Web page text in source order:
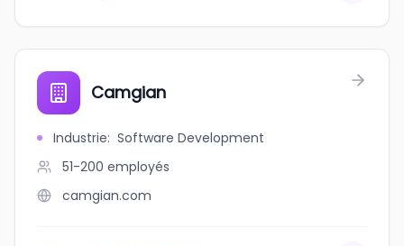
Camgian
Industrie: Software Development
51-200 employés
camgian.com